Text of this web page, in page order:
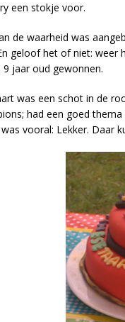
een stokje voor.
de waarheid was
geloof het of niet: weer
9 jaar oud gewonnen.
was een schot in de
had een goed
vooral: Lekker. Daar